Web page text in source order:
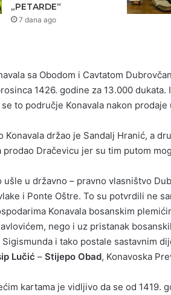
„PETARDE“
7 dana ago
sa Obodom i Cavtatom
1426. godine za 13.000
to područje Konavala nakon prodaje
Konavala držao je Sandalj Hranić, a
prodao Dračevicu jer su tim putom
ušle u državno – pravno vlasništvo
i Ponte Oštre. To su potvrdili ne
Konavala bosanskim
nego i uz pristanak
i tako postale sastavnim
Lučić – Stijepo Obad, Konavoska
kartama je vidljivo da se od 1419.